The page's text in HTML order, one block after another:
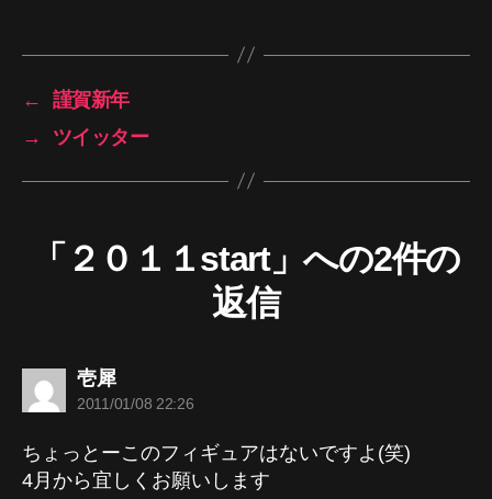
←
謹賀新年
→
ツイッター
「２０１１start」への2件の
返信
壱犀の
発
2011/01/08 22:26
ちょっとーこのフィギュアはないですよ(笑)
4月から宜しくお願いします